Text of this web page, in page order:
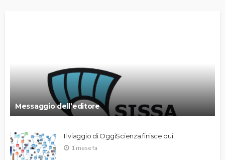
Messaggio dell’editore
Il viaggio di OggiScienza finisce qui
1 mese fa